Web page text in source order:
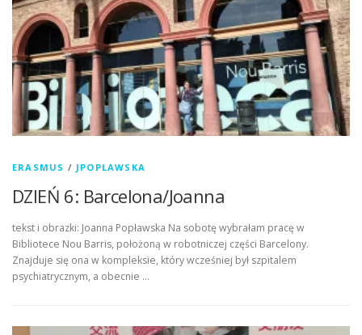
ERASMUS / JPOPLAWSKA
DZIEŃ 6: Barcelona/Joanna
tekst i obrazki: Joanna Popławska Na sobotę wybrałam pracę w
Bibliotece Nou Barris, położoną w robotniczej części Barcelony.
Znajduje się ona w kompleksie, który wcześniej był szpitalem
psychiatrycznym, a obecnie …